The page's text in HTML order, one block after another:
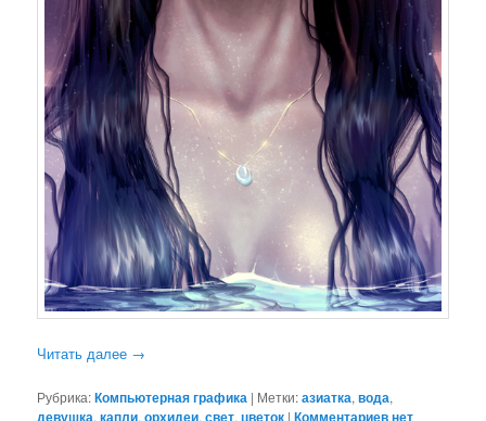
Читать далее →
Рубрика:Компьютерная графика | Метки:азиатка,вода,
девушка,капли,орхидеи,свет,цветок |Комментариев нет